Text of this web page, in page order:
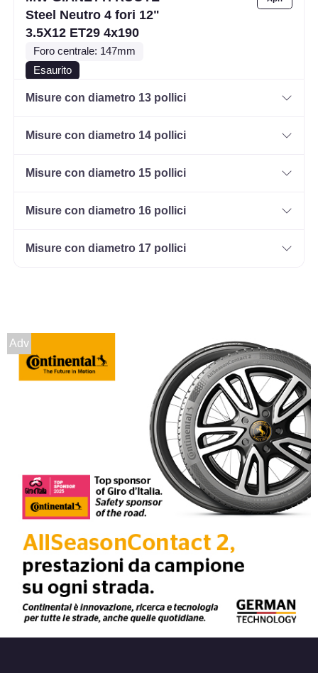
Steel Neutro 4 fori 12"
3.5X12 ET29 4x190
Foro centrale: 147mm
Esaurito
MW GIANETTI RUOTE
4X12 ET50 4x110
Esaurito
Misure con diametro 13 pollici
Misure con diametro 14 pollici
Misure con diametro 15 pollici
Misure con diametro 16 pollici
Misure con diametro 17 pollici
Adv